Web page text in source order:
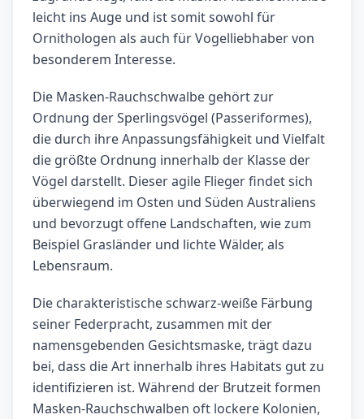
leicht ins Auge und ist somit sowohl für
Ornithologen als auch für Vogelliebhaber von
besonderem Interesse.
Die Masken-Rauchschwalbe gehört zur
Ordnung der Sperlingsvögel (Passeriformes),
die durch ihre Anpassungsfähigkeit und Vielfalt
die größte Ordnung innerhalb der Klasse der
Vögel darstellt. Dieser agile Flieger findet sich
überwiegend im Osten und Süden Australiens
und bevorzugt offene Landschaften, wie zum
Beispiel Grasländer und lichte Wälder, als
Lebensraum.
Die charakteristische schwarz-weiße Färbung
seiner Federpracht, zusammen mit der
namensgebenden Gesichtsmaske, trägt dazu
bei, dass die Art innerhalb ihres Habitats gut zu
identifizieren ist. Während der Brutzeit formen
Masken-Rauchschwalben oft lockere Kolonien,